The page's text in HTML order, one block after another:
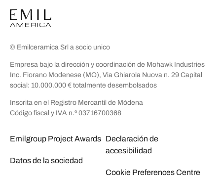
© Emilceramica Srl a socio unico
Empresa bajo la dirección y coordinación de Mohawk Industries
Inc. Fiorano Modenese (MO), Via Ghiarola Nuova n. 29 Capital
social: 10.000.000 € totalmente desembolsados
Inscrita en el Registro Mercantil de Módena
Código fiscal y IVA n.º 03716700368
Emilgroup Project Awards
Datos de la sociedad
Declaración de
accesibilidad
Cookie Preferences Centre